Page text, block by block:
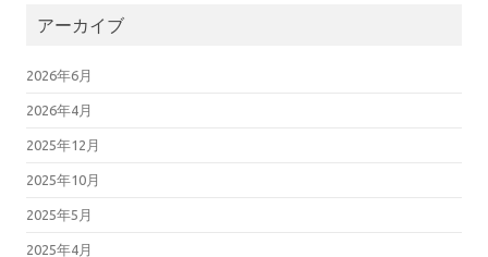
アーカイブ
2026年6月
2026年4月
2025年12月
2025年10月
2025年5月
2025年4月